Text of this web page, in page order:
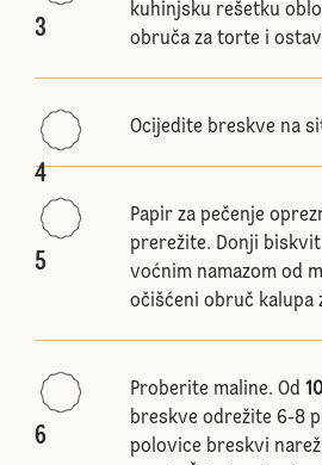
3
kuhinjsku rešetku
obruča za torte i
4
Ocijedite breskve na
5
Papir za pečenje
prerežite. Donji
voćnim namazom od
očišćeni obruč kalupa
6
Proberite maline. Od
breskve odrežite 6-8
polovice breskvi